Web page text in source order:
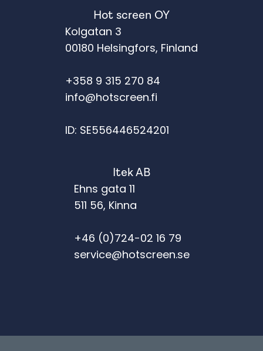
Hot screen OY
Kolgatan 3
00180 Helsingfors, Finland
+358 9 315 270 84
info@hotscreen.fi
ID: SE556446524201
Itek AB
Ehns gata 11
511 56, Kinna
+46 (0)724-02 16 79
service@hotscreen.se